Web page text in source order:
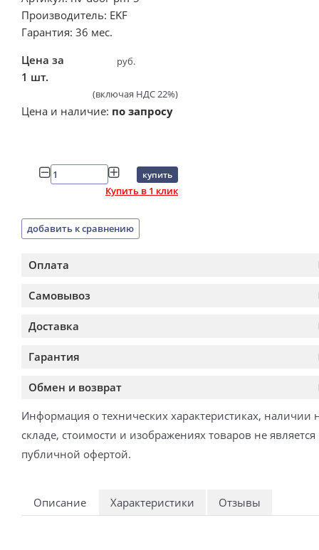
Производитель: EKF
Гарантия: 36 мес.
Цена за
1 шт.
руб.
(включая НДС 22%)
Цена и наличие: по запросу
купить
Купить в 1 клик
добавить к сравнению
Оплата
Самовывоз
Доставка
Гарантия
Обмен и возврат
Информация о технических характеристиках, наличии
складе, стоимости и изображениях товаров не является
публичной офертой.
Описание Характеристики Отзывы